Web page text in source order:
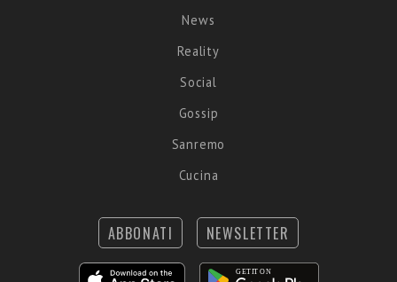
News
Reality
Social
Gossip
Sanremo
Cucina
ABBONATI NEWSLETTER